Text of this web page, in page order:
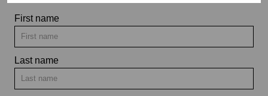
First name
Last name